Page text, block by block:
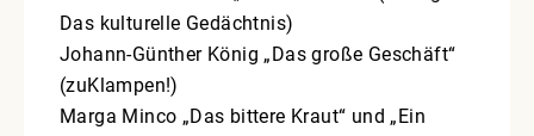
Das kulturelle Gedächtnis)
Johann-Günther König „Das große Geschäft“
(zuKlampen!)
Marga Minco „Das bittere Kraut“ und „Ein